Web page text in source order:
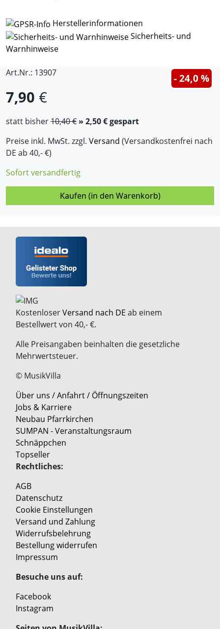
Herstellerinformationen
Sicherheits- und
Warnhinweise
Art.Nr.: 13907
7,90 €
statt bisher10,40 € » 2,50 € gespart
- 24,0 %
Preise inkl. MwSt. zzgl. Versand (Versandkostenfrei nach
DE ab 40,- €)
Sofort versandfertig
Kaufen (in den Warenkorb)
KostenloserVersand nach DE ab einem
Bestellwert von 40,- €.
Alle Preisangaben beinhalten die gesetzliche
Mehrwertsteuer.
© MusikVilla
Über uns / Anfahrt / Öffnungszeiten
Jobs & Karriere
Neubau Pfarrkirchen
SUMPAN - Veranstaltungsraum
Schnäppchen
Topseller
Rechtliches:
AGB
Datenschutz
Cookie Einstellungen
Versand und Zahlung
Widerrufsbelehrung
Bestellung widerrufen
Impressum
Besuche uns auf:
Facebook
Instagram